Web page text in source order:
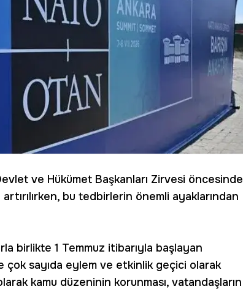
ve Hükümet Başkanları Zirvesi öncesinde
bu tedbirlerin önemli ayaklarından
birlikte 1 Temmuz itibarıyla başlayan
çok sayıda eylem ve etkinlik geçici olarak
kamu düzeninin korunması, vatandaşların